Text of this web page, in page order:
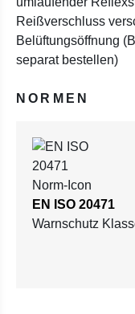
Reißverschluss
Belüftungsöffnung
separat bestellen)
NORMEN
EN ISO 20471
Warnschutz